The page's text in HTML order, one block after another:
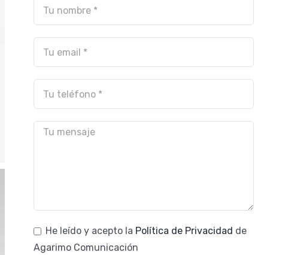
He leído y acepto la Política de Privacidad de
Agarimo Comunicación